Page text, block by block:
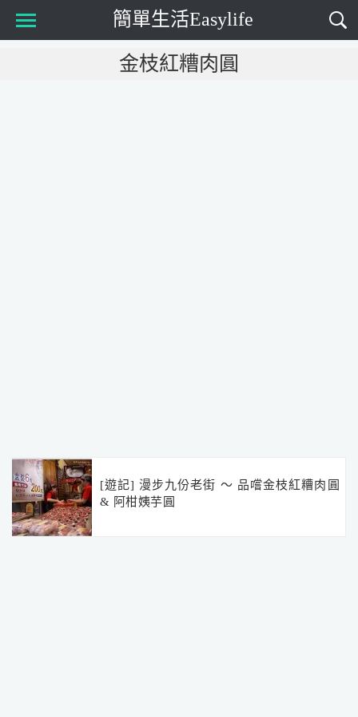
簡單生活Easylife
金枝紅糟肉圓
[遊記] 漫步九份老街 ～ 品嚐金枝紅糟肉圓
& 阿柑姨芋圓